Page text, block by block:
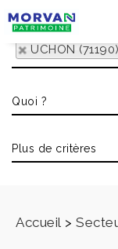
UCHON (71190)
Accueil >